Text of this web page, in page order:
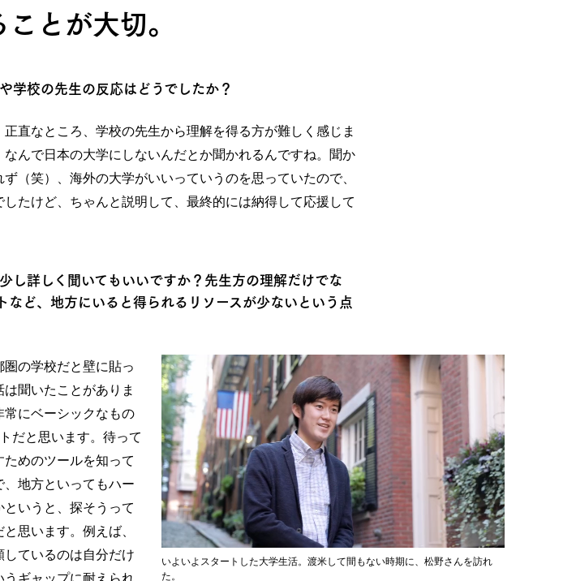
とが大切。
学校の先生の反応はどうでしたか？
直なところ、学校の先生から理解を得る方が難しく感じま
んで日本の大学にしないんだとか聞かれるんですね。聞か
（笑）、海外の大学がいいっていうのを思っていたので、
たけど、ちゃんと説明して、最終的には納得して応援して
詳しく聞いてもいいですか？先生方の理解だけでな
など、地方にいると得られるリソースが少ないという点
いよいよスタートした大学生活。渡米して間もない時期に、松野さんを訪れ
た。
の学校だと壁に貼っ
聞いたことがありま
にベーシックなもの
だと思います。待って
めのツールを知って
地方といってもハー
いうと、探そうって
思います。例えば、
ているのは自分だけ
ギャップに耐えられ